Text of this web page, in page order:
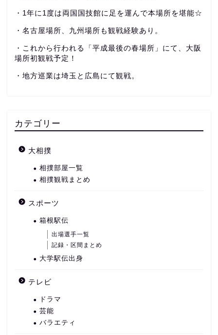
・1年に1度は両国国技館に足を運んで本場所を堪能☆
・名古屋場所、九州場所も観戦経験あり。
・これから行われる「平成最後の春場所」にて、大阪
場所初観戦予定！
・地方巡業は埼玉と広島にて観戦。
カテゴリー
大相撲
相撲部屋一覧
相撲観戦まとめ
スポーツ
箱根駅伝
出場選手一覧
記録・区間まとめ
大学駅伝出身
テレビ
ドラマ
芸能
バラエティ